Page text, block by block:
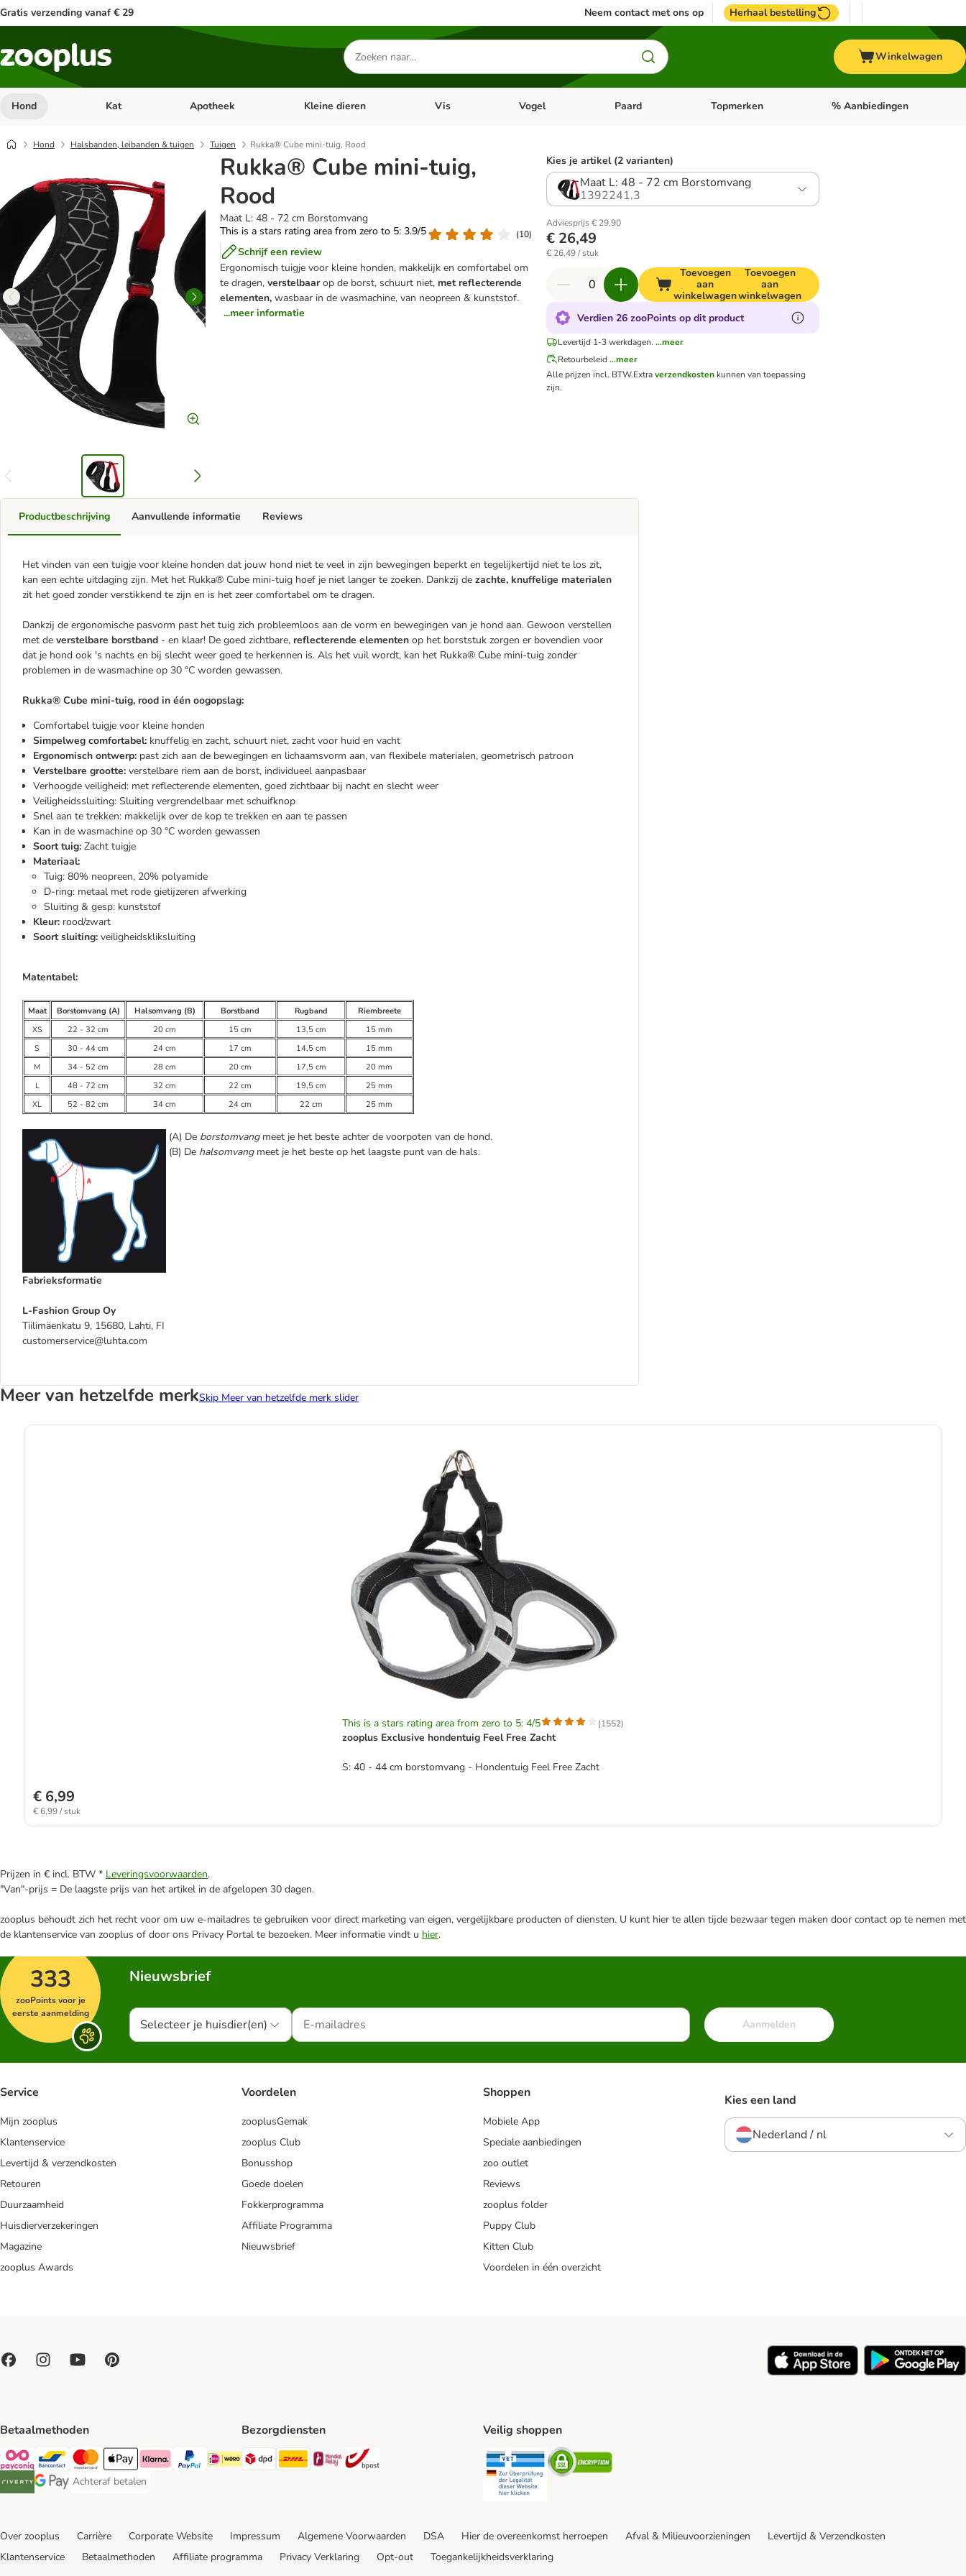
Gratis verzending vanaf € 29 Neem contact met ons op Herhaal bestelling
Zoeken
naar
producten
Winkelwagen
Hond Open categorie menu: Hond
Kat Open categorie menu: Kat
Apotheek Open categorie menu: Apotheek
Kleine dieren Open categorie menu: Kleine dieren
Vis Open categorie menu: Vis
Vogel Open categorie menu: Vogel
Paard Open categorie menu: Paard
Topmerken Open categorie menu:
% Aanbiedingen
Hond Halsbanden, leibanden & tuigen Tuigen Rukka® Cube mini-tuig, Rood
Rukka® Cube mini-tuig,
Rood
Maat L: 48 - 72 cm Borstomvang
This is a stars rating area from zero to 5: 3.9/5
(10)
Schrijf een review
Ergonomisch tuigje voor kleine honden, makkelijk en comfortabel om
te dragen, verstelbaarop de borst, schuurt niet, met reflecterende
elementen, wasbaar in de wasmachine, van neopreen & kunststof.
...meer informatie
Kies je artikel (2 varianten)
Maat L: 48 - 72 cm Borstomvang
1392241.3
Adviesprijs € 29,90
€ 26,49
€ 26,49 / stuk
Toevoegen
aan
winkelwagen
Toevoegen
aan
winkelwagen
Verdien 26 zooPoints op dit product
Levertijd 1-3 werkdagen. ...meer
Retourbeleid ...meer
Alle prijzen incl. BTW.Extraverzendkosten kunnen van toepassing
zijn.
Productbeschrijving
Het vinden van een tuigje voor kleine honden dat jouw hond niet te veel in zijn bewegingen beperkt en tegelijkertijd niet te los zit,
kan een echte uitdaging zijn. Met het Rukka® Cube mini-tuig hoef je niet langer te zoeken. Dankzij de zachte, knuffelige materialen
zit het goed zonder verstikkend te zijn en is het zeer comfortabel om te dragen.
Dankzij de ergonomische pasvorm past het tuig zich probleemloos aan de vorm en bewegingen van je hond aan. Gewoon verstellen
met de verstelbare borstband - en klaar! De goed zichtbare, reflecterende elementen op het borststuk zorgen er bovendien voor
dat je hond ook 's nachts en bij slecht weer goed te herkennen is. Als het vuil wordt, kan het Rukka® Cube mini-tuig zonder
problemen in de wasmachine op 30 °C worden gewassen.
Rukka® Cube mini-tuig, rood in één oogopslag:
Comfortabel tuigje voor kleine honden
Simpelweg comfortabel: knuffelig en zacht, schuurt niet, zacht voor huid en vacht
Ergonomisch ontwerp: past zich aan de bewegingen en lichaamsvorm aan, van flexibele materialen, geometrisch patroon
Verstelbare grootte: verstelbare riem aan de borst, individueel aanpasbaar
Verhoogde veiligheid: met reflecterende elementen, goed zichtbaar bij nacht en slecht weer
Veiligheidssluiting: Sluiting vergrendelbaar met schuifknop
Snel aan te trekken: makkelijk over de kop te trekken en aan te passen
Kan in de wasmachine op 30 °C worden gewassen
Soort tuig: Zacht tuigje
Materiaal:
Tuig: 80% neopreen, 20% polyamide
D-ring: metaal met rode gietijzeren afwerking
Sluiting & gesp: kunststof
Kleur: rood/zwart
Soort sluiting: veiligheidskliksluiting
Matentabel:
Maat Borstomvang (A) Halsomvang (B) Borstband Rugband
Riembreete
XS
22 - 32 cm 20 cm 15 cm 13,5 cm
15 mm
S
30 - 44 cm 24 cm 17 cm 14,5 cm
15 mm
M
34 - 52 cm 28 cm 20 cm 17,5 cm
20 mm
L
48 - 72 cm 32 cm 22 cm 19,5 cm
25 mm
XL
52 - 82 cm 34 cm 24 cm 22 cm 25 mm
(A) De borstomvang meet je het beste achter de voorpoten van de hond.
(B) De halsomvang meet je het beste op het laagste punt van de hals.
Fabrieksformatie
L-Fashion Group Oy
Tiilimäenkatu 9, 15680, Lahti, FI
customerservice@luhta.com
Aanvullende informatie Reviews
Meer van hetzelfde merkSkip Meer van hetzelfde merk slider
This is a stars rating area from zero to 5: 4/5 (1552)
zooplus Exclusive hondentuig Feel Free Zacht
S: 40 - 44 cm borstomvang - Hondentuig Feel Free Zacht
€ 6,99
€ 6,99 / stuk
Prijzen in € incl. BTW * Leveringsvoorwaarden.
"Van"-prijs = De laagste prijs van het artikel in de afgelopen 30 dagen.
zooplus behoudt zich het recht voor om uw e-mailadres te gebruiken voor direct marketing van eigen, vergelijkbare producten of diensten. U kunt hier te allen tijde bezwaar tegen maken door contact op te nemen met
de klantenservice van zooplus of door ons Privacy Portal te bezoeken. Meer informatie vindt u hier.
333
zooPoints voor je
eerste aanmelding
Nieuwsbrief
Selecteer je huisdier(en) Aanmelden
Service
Mijn zooplus
Klantenservice
Levertijd & verzendkosten
Retouren
Duurzaamheid
Huisdierverzekeringen
Magazine
zooplus Awards
Voordelen
zooplusGemak
zooplus Club
Bonusshop
Goede doelen
Fokkerprogramma
Affiliate Programma
Nieuwsbrief
Shoppen
Mobiele App
Speciale aanbiedingen
zoo outlet
Reviews
zooplus folder
Puppy Club
Kitten Club
Voordelen in één overzicht
Kies een land
Nederland / nl
Betaalmethoden
Payconiq Payment Method
Bancontact Payment Method
Mastercard Payment Method
Apple Pay Payment Method
Klarna Payment Method
PayPal Payment Method
iDeal Payment Method
Riverty Payment Method
Google Pay Payment Method
Achteraf betalen
Achteraf betalen Payment Method
Bezorgdiensten
Dpd Shipping Method
DHL Shipping Method
Mondial Relay Shipping Method
Veilig shoppen
Security Security
Over zooplus Carrière Corporate Website Impressum Algemene Voorwaarden DSA Hier de overeenkomst herroepen Afval & Milieuvoorzieningen
Levertijd & Verzendkosten
Klantenservice
Betaalmethoden Affiliate programma Privacy Verklaring Opt-out Toegankelijkheidsverklaring